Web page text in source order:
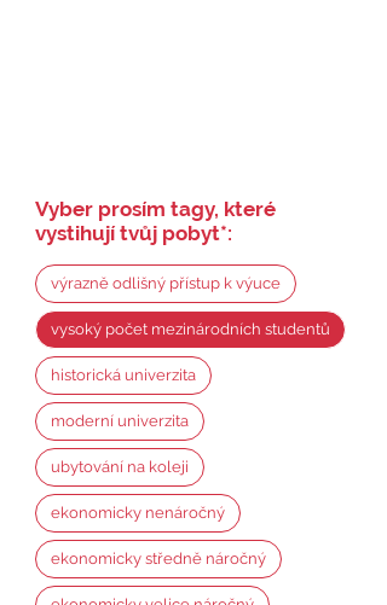
Vyber prosím tagy, které
vystihují tvůj pobyt*:
výrazně odlišný přístup k výuce
vysoký počet mezinárodních studentů
historická univerzita
moderní univerzita
ubytování na koleji
ekonomicky nenáročný
ekonomicky středně náročný